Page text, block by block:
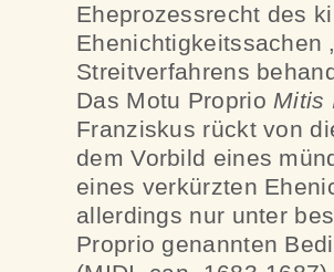
Eheprozessrecht des
Ehenichtigkeitssachen
Streitverfahrens
Das Motu Proprio Mitis
Franziskus rückt von
dem Vorbild eines
eines verkürzten
allerdings nur unter
Proprio genannten